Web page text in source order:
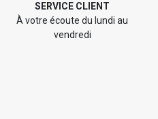
SERVICE CLIENT
À votre écoute du lundi au
vendredi